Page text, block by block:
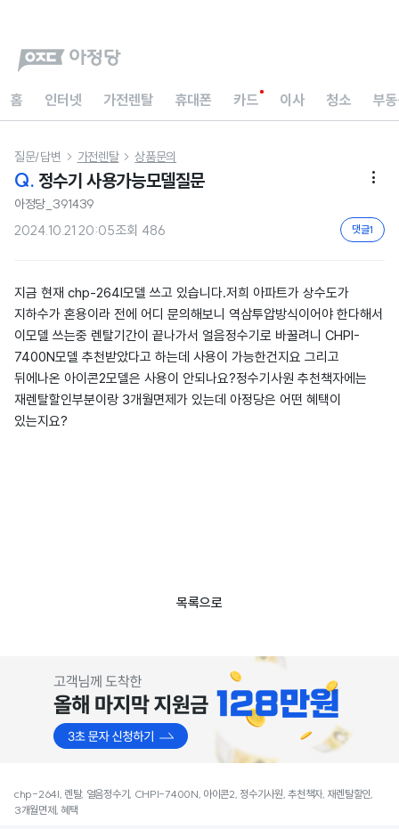
홈 인터넷 가전렌탈 휴대폰 카드 이사 청소 부
질문/답변  가전렌탈  상품문의
Q. 정수기 사용가능모델질문 
아정당_391439
2024.10.21 20:05조회 486 댓글1
지금 현재 chp-264l모델 쓰고 있습니다.저희 아파트가 상수도가
지하수가 혼용이라 전에 어디 문의해보니 역삼투압방식이어야 한다해서
이모델 쓰는중 렌탈기간이 끝나가서 얼음정수기로 바꿀려니 CHPI-
7400N모델 추천받았다고 하는데 사용이 가능한건지요 그리고
뒤에나온 아이콘2모델은 사용이 안되나요?정수기사원 추천책자에는
재렌탈할인부분이랑 3개월면제가 있는데 아정당은 어떤 혜택이
있는지요?
목록으로
chp-264l, 렌탈, 얼음정수기, CHPI-7400N, 아이콘2, 정수기사원, 추천책자, 재렌탈할인,
3개월면제, 혜택